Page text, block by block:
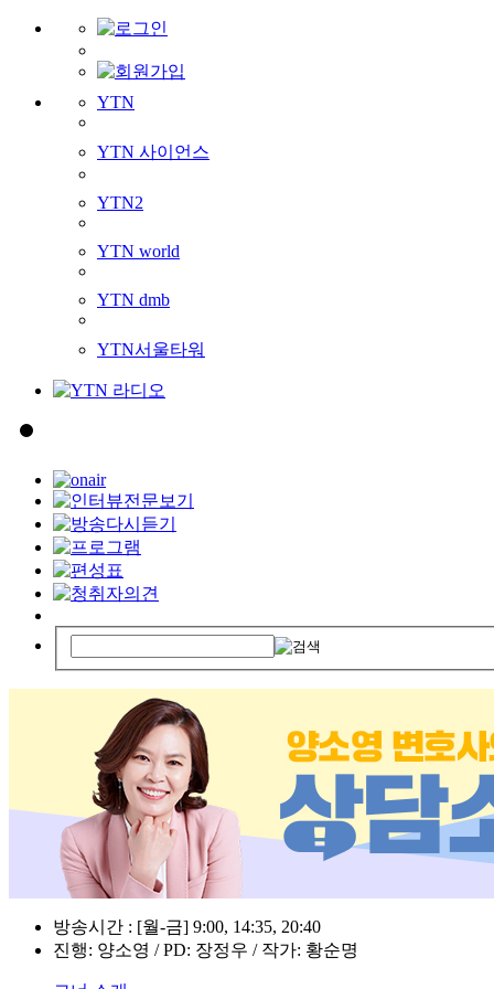
YTN
YTN 사이언스
YTN2
YTN world
YTN dmb
YTN서울타워
방송시간 : [월-금] 9:00, 14:35, 20:40
진행: 양소영 / PD: 장정우 / 작가: 황순명